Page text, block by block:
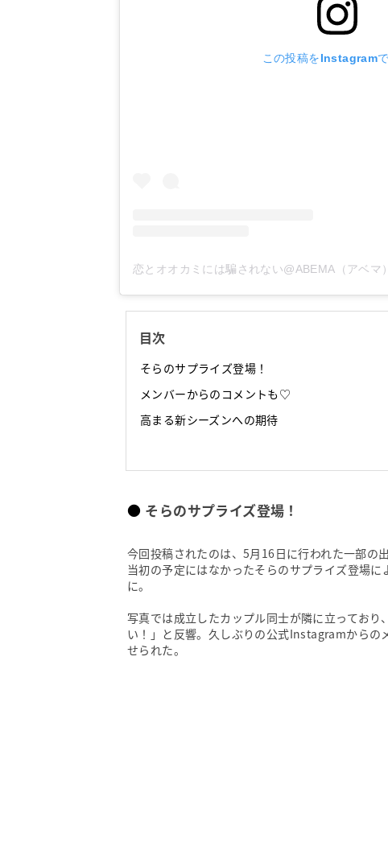
この投稿をInstagram
目次
そらのサプライズ登場！
メンバーからのコメントも♡
高まる新シーズンへの期待
そらのサプライズ登場！
今回投稿されたのは、5月16日に行われた一部の
当初の予定にはなかったそらのサプライズ登場
に。
写真では成立したカップル同士が隣に立ってお
い！」と反響。久しぶりの公式Instagramからの
せられた。